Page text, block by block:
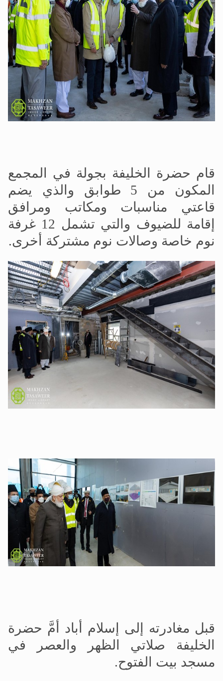
قام حضرة الخليفة بجولة في المجمع
المكون من 5 طوابق والذي يضم
قاعتي مناسبات ومكاتب ومرافق
إقامة للضيوف والتي تشمل 12 غرفة
نوم خاصة وصالات نوم مشتركة أخرى.
قبل مغادرته إلى إسلام أباد أمَّ حضرة
الخليفة صلاتي الظهر والعصر في
مسجد بيت الفتوح.